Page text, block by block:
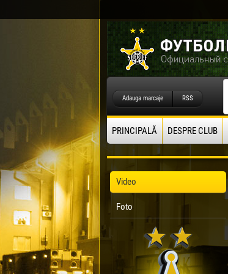
Adauga marcaje RSS
PRINCIPALĂ DESPRE CLUB
Video
Foto